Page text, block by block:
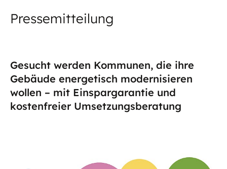
Pressemitteilung
Gesucht werden Kommunen, die ihre
Gebäude energetisch modernisieren
wollen – mit Einspargarantie und
kostenfreier Umsetzungsberatung